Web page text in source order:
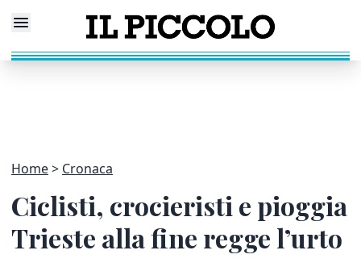
Home Cronaca
Ciclisti, crocieristi e pioggia
Trieste alla fine regge l’urto